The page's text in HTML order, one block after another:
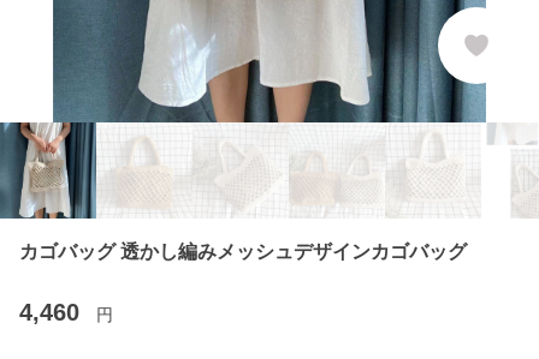
カゴバッグ 透かし編みメッシュデザインカゴバッグ
4,460 円